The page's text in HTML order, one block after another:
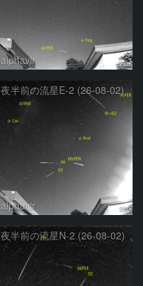
alphavir
夜半前の流星E-2 (26-08-02)
alphavir
夜半前の流星N-2 (26-08-02)